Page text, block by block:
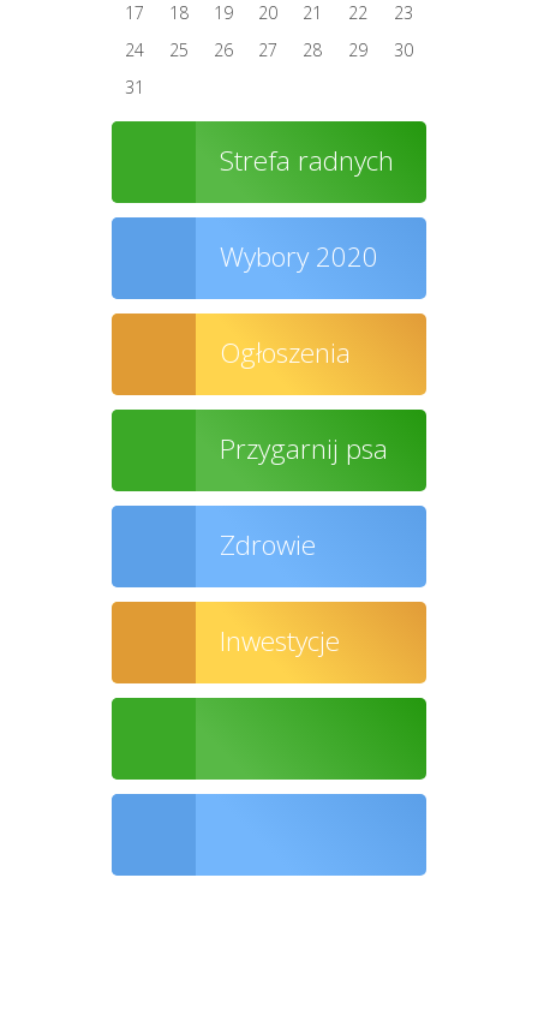
17
18 19 20 21 22
23
24
25 26 27 28 29
30
31
Strefa radnych
Wybory 2020
Ogłoszenia
Przygarnij psa
Zdrowie
Inwestycje